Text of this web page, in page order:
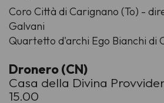
Coro Città di Carignano (To) -
Galvani
Quartetto d'archi Ego Bianchi di
Dronero (CN)
Casa della Divina
15.00